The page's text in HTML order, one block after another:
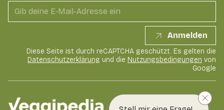
Anmelden
Diese Seite ist durch reCAPTCHA geschützt. Es gelten die
Datenschutzerklärung und die Nutzungsbedingungen von
Google